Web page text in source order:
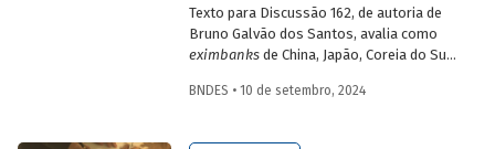
Texto para Discussão 162, de autoria de
Bruno Galvão dos Santos, avalia como
eximbanksde China, Japão, Coreia do Sul,
conciliam sustentabilidade financeira com
reduzidos, apresentando seus históricos,
BNDES • 10 de setembro, 2024